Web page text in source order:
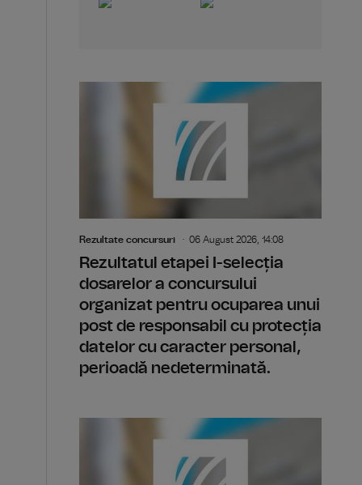
Rezultate concursuri 06 August 2026, 14:08
Rezultatul etapei I-selecția
dosarelor a concursului
organizat pentru ocuparea unui
post de responsabil cu protecția
datelor cu caracter personal,
perioadă nedeterminată.